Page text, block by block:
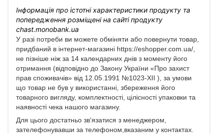
Інформація про істотні характеристики продукту та
попередження розміщені на сайті продукту
chast.monobank.ua
У разі потреби ви можете обміняти або повернути товар,
придбаний в інтернет-магазині https://eshopper.com.ua/,
не пізніше ніж за 14 календарних днів з моменту його
отримання (відповідно до Закону України «Про захист
прав споживачів» від 12.05.1991 №1023-XII ), за умови
що товар не був у використанні, збереження його
товарного вигляду, комплектності, цілісності упаковки та
наявності чека нашого магазину.
Для цього достатньо зв'язатися з менеджером,
зателефонувавши за телефоном,вказаним у контактах.